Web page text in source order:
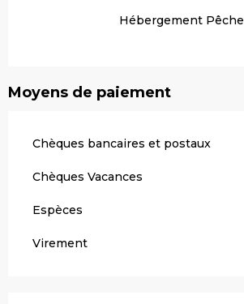
Hébergement Pêche
Moyens de paiement
Chèques bancaires et postaux
Chèques Vacances
Espèces
Virement